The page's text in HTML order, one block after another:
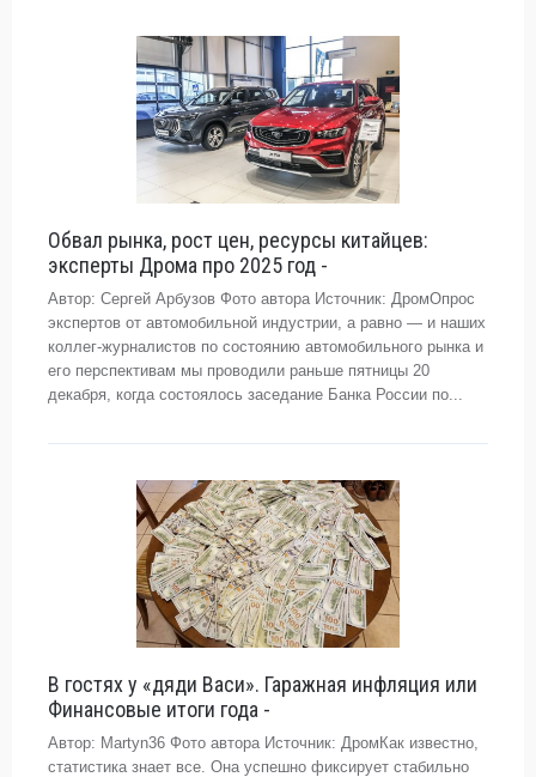
Обвал рынка, рост цен, ресурсы китайцев:
эксперты Дрома про 2025 год -
Автор: Сергей Арбузов Фото автора Источник: ДромОпрос
экспертов от автомобильной индустрии, а равно — и наших
коллег-журналистов по состоянию автомобильного рынка и
его перспективам мы проводили раньше пятницы 20
декабря, когда состоялось заседание Банка России по...
В гостях у «дяди Васи». Гаражная инфляция или
Финансовые итоги года -
Автор: Martyn36 Фото автора Источник: ДромКак известно,
статистика знает все. Она успешно фиксирует стабильно